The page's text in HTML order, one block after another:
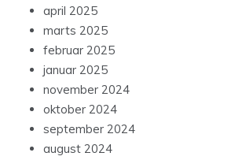
april 2025
marts 2025
februar 2025
januar 2025
november 2024
oktober 2024
september 2024
august 2024